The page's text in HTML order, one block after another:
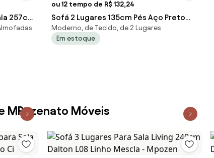
257cm
ou 12 tempo de R$ 132,24
Sofá 2 Lugares 135cm Pés Aço Preto
Tamar Z08 Veludo Bege - Mpozenato
Moderno, de Tecido, de 2 Lugares
Em estoque
MPozenato Móveis